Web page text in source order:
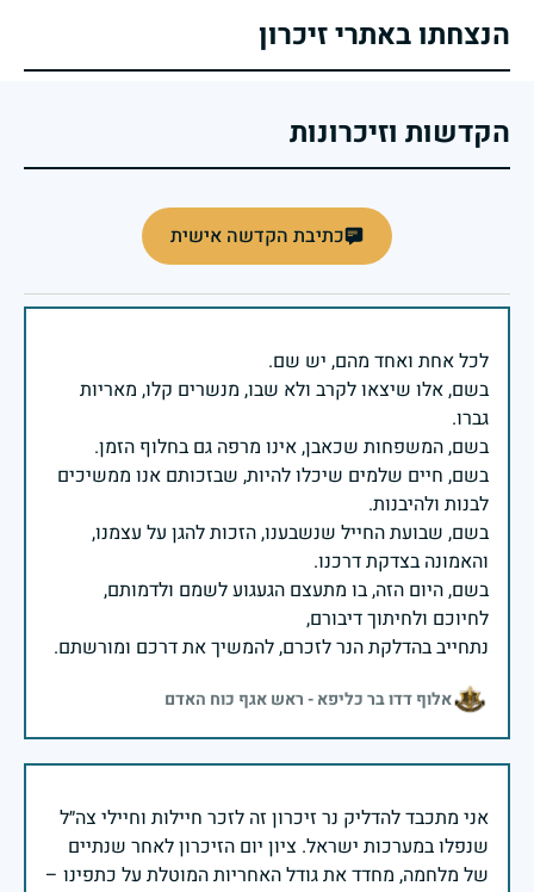
הנצחתו באתרי זיכרון
הקדשות וזיכרונות
כתיבת הקדשה אישית
בשם, אלו שיצאו לקרב ולא שבו, מנשרים קלו, מאריות
בשם, חיים שלמים שיכלו להיות, שבזכותם אנו ממשיכים
בשם, שבועת החייל שנשבענו, הזכות להגן על עצמנו,
בשם, היום הזה, בו מתעצם הגעגוע לשמם ולדמותם,
נתחייב בהדלקת הנר לזכרם, להמשיך את דרכם ומורשתם.
אלוף דדו בר כליפא - ראש אגף כוח האדם
אני מתכבד להדליק נר זיכרון זה לזכר חיילות וחיילי צה״ל
שנפלו במערכות ישראל. ציון יום הזיכרון לאחר שנתיים
של מלחמה, מחדד את גודל האחריות המוטלת על כתפינו –